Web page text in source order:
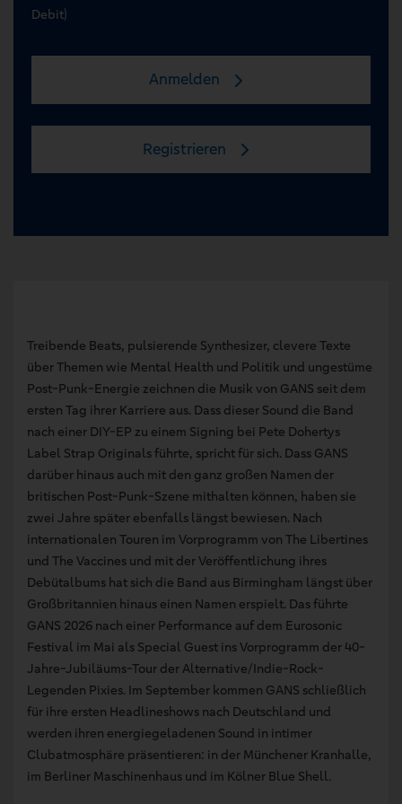
Debit)
Anmelden
Registrieren
Treibende Beats, pulsierende Synthesizer, clevere Texte
über Themen wie Mental Health und Politik und ungestüme
Post-Punk-Energie zeichnen die Musik von GANS seit dem
ersten Tag ihrer Karriere aus. Dass dieser Sound die Band
nach einer DIY-EP zu einem Signing bei Pete Dohertys
Label Strap Originals führte, spricht für sich. Dass GANS
darüber hinaus auch mit den ganz großen Namen der
britischen Post-Punk-Szene mithalten können, haben sie
zwei Jahre später ebenfalls längst bewiesen. Nach
internationalen Touren im Vorprogramm von The Libertines
und The Vaccines und mit der Veröffentlichung ihres
Debütalbums hat sich die Band aus Birmingham längst über
Großbritannien hinaus einen Namen erspielt. Das führte
GANS 2026 nach einer Performance auf dem Eurosonic
Festival im Mai als Special Guest ins Vorprogramm der 40-
Jahre-Jubiläums-Tour der Alternative/Indie-Rock-
Legenden Pixies. Im September kommen GANS schließlich
für ihre ersten Headlineshows nach Deutschland und
werden ihren energiegeladenen Sound in intimer
Clubatmosphäre präsentieren: in der Münchener Kranhalle,
im Berliner Maschinenhaus und im Kölner Blue Shell.